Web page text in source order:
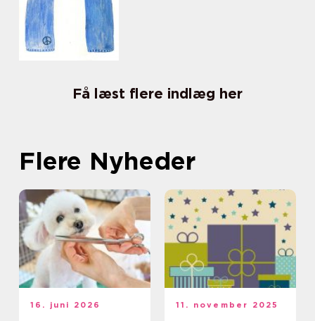
Få læst flere indlæg her
Flere Nyheder
16. juni 2026 11. november 2025